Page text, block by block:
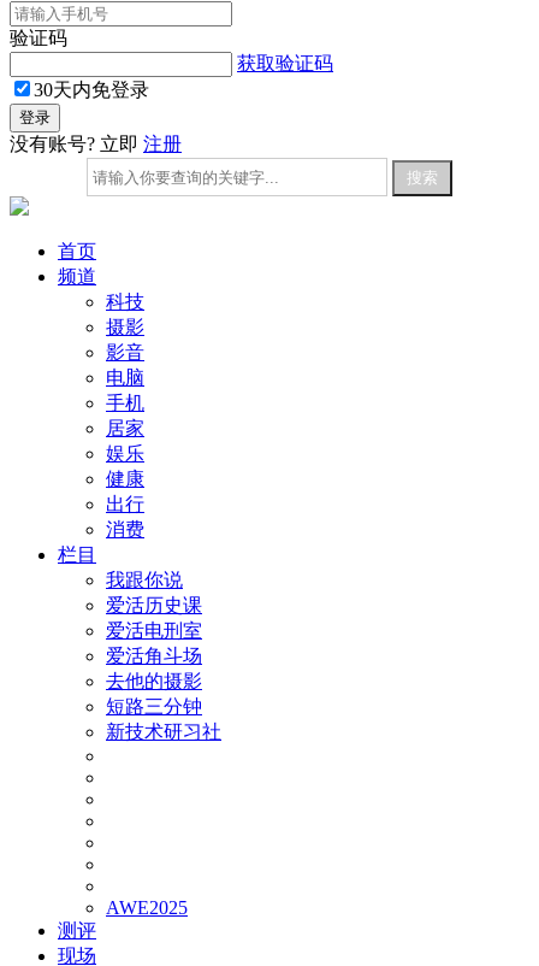
验证码
获取验证码
30天内免登录
没有账号? 立即 注册
首页
频道
科技
摄影
影音
电脑
手机
居家
娱乐
健康
出行
消费
栏目
我跟你说
爱活历史课
爱活电刑室
爱活角斗场
去他的摄影
短路三分钟
新技术研习社
AWE2025
测评
现场